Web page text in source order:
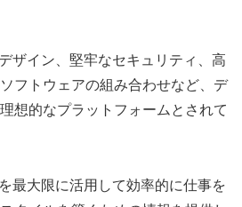
ザイン、堅牢なセキュリティ、高
フトウェアの組み合わせなど、デ
想的なプラットフォームとされて
最大限に活用して効率的に仕事を